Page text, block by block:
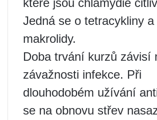
které jsou chlamydie
Jedná se o tetracykliny a
makrolidy.
Doba trvání kurzů závisí
závažnosti infekce. Při
dlouhodobém užívání
se na obnovu střev